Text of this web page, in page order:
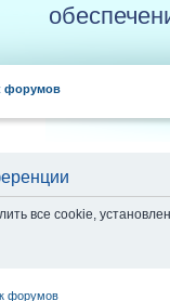
форумов
все cookie,
форумов